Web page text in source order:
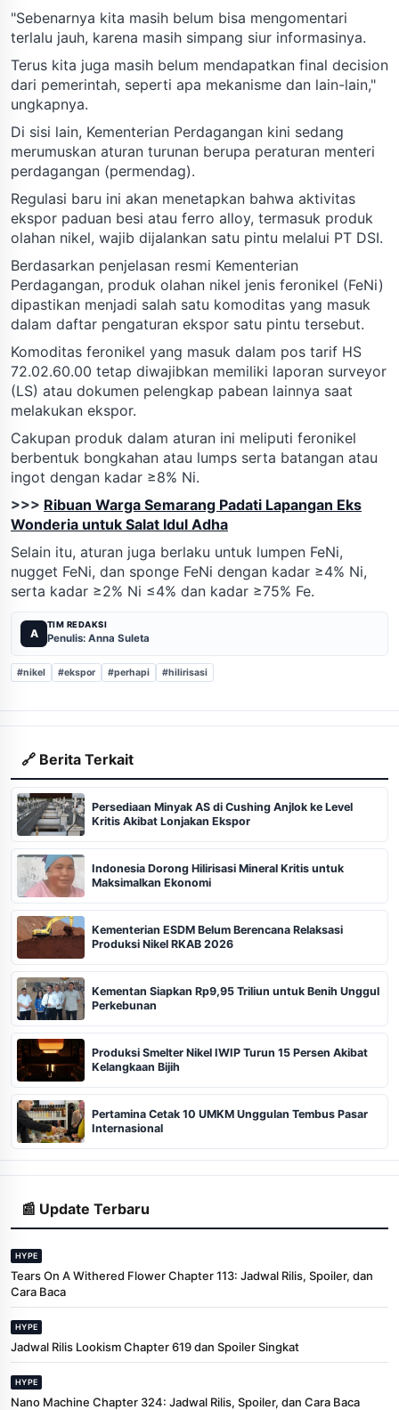
"Sebenarnya kita masih belum bisa mengomentari
terlalu jauh, karena masih simpang siur informasinya.
Terus kita juga masih belum mendapatkan final decision
dari pemerintah, seperti apa mekanisme dan lain-lain,"
ungkapnya.
Di sisi lain, Kementerian Perdagangan kini sedang
merumuskan aturan turunan berupa peraturan menteri
perdagangan (permendag).
Regulasi baru ini akan menetapkan bahwa aktivitas
ekspor paduan besi atau ferro alloy, termasuk produk
olahan nikel, wajib dijalankan satu pintu melalui PT DSI.
Berdasarkan penjelasan resmi Kementerian
Perdagangan, produk olahan nikel jenis feronikel (FeNi)
dipastikan menjadi salah satu komoditas yang masuk
dalam daftar pengaturan ekspor satu pintu tersebut.
Komoditas feronikel yang masuk dalam pos tarif HS
72.02.60.00 tetap diwajibkan memiliki laporan surveyor
(LS) atau dokumen pelengkap pabean lainnya saat
melakukan ekspor.
Cakupan produk dalam aturan ini meliputi feronikel
berbentuk bongkahan atau lumps serta batangan atau
ingot dengan kadar ≥8% Ni.
>>> Ribuan Warga Semarang Padati Lapangan Eks
Wonderia untuk Salat Idul Adha
Selain itu, aturan juga berlaku untuk lumpen FeNi,
nugget FeNi, dan sponge FeNi dengan kadar ≥4% Ni,
serta kadar ≥2% Ni ≤4% dan kadar ≥75% Fe.
A
TIM REDAKSI
Penulis: Anna Suleta
#nikel #ekspor #perhapi #hilirisasi
🔗 Berita Terkait
Persediaan Minyak AS di Cushing Anjlok ke Level
Kritis Akibat Lonjakan Ekspor
Indonesia Dorong Hilirisasi Mineral Kritis untuk
Maksimalkan Ekonomi
Kementerian ESDM Belum Berencana Relaksasi
Produksi Nikel RKAB 2026
Kementan Siapkan Rp9,95 Triliun untuk Benih Unggul
Perkebunan
Produksi Smelter Nikel IWIP Turun 15 Persen Akibat
Kelangkaan Bijih
Pertamina Cetak 10 UMKM Unggulan Tembus Pasar
Internasional
📰 Update Terbaru
HYPE
Tears On A Withered Flower Chapter 113: Jadwal Rilis, Spoiler, dan
Cara Baca
HYPE
Jadwal Rilis Lookism Chapter 619 dan Spoiler Singkat
HYPE
Nano Machine Chapter 324: Jadwal Rilis, Spoiler, dan Cara Baca